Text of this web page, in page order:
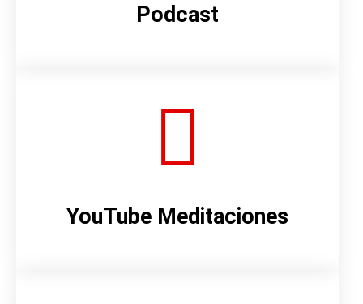
Podcast
YouTube Meditaciones